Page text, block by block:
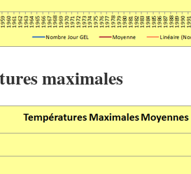
maximales